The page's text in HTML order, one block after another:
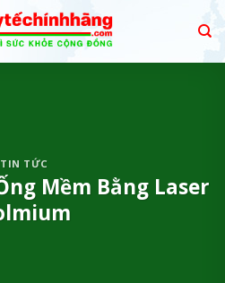
TIN TỨC
Mềm Bằng Laser